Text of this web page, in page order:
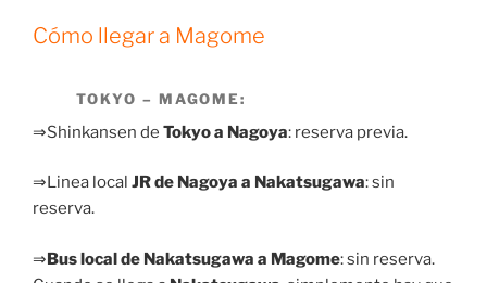
Cómo llegar a Magome
TOKYO – MAGOME:
⇒Shinkansen de Tokyo a Nagoya: reserva previa.
⇒Linea local JR de Nagoya a Nakatsugawa: sin
reserva.
⇒Bus local de Nakatsugawa a Magome: sin reserva.